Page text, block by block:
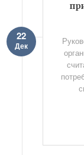
22
Дек